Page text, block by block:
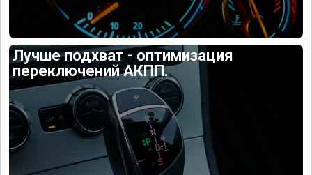
Лучше подхват - оптимизация
переключений АКПП.